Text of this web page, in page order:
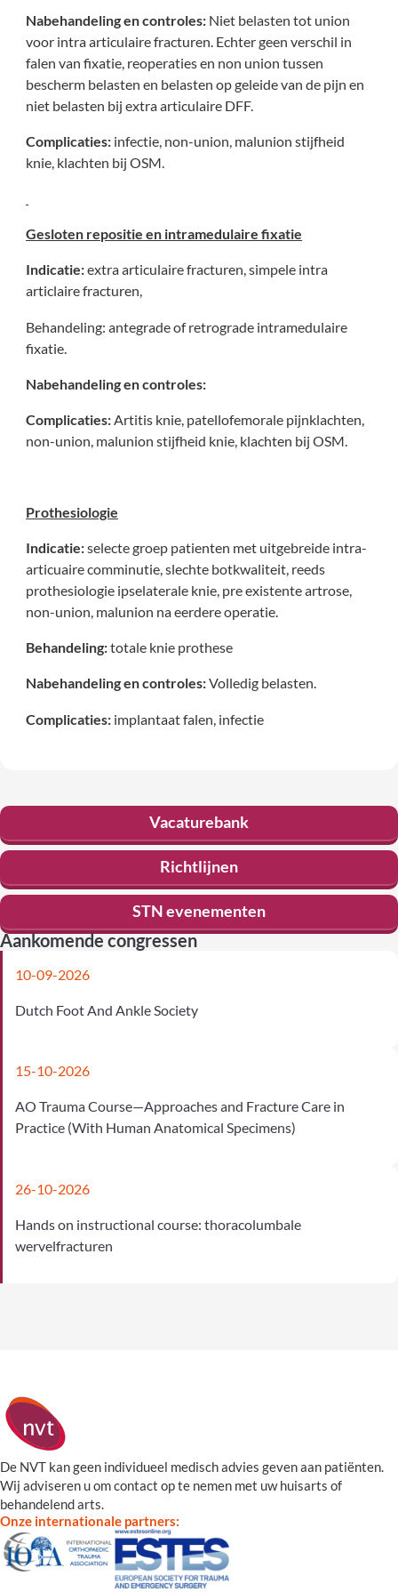
Nabehandeling en controles: Niet belasten tot union
voor intra articulaire fracturen. Echter geen verschil in
falen van fixatie, reoperaties en non union tussen
bescherm belasten en belasten op geleide van de pijn en
niet belasten bij extra articulaire DFF.
Complicaties: infectie, non-union, malunion stijfheid
knie, klachten bij OSM.
Gesloten repositie en intramedulaire fixatie
Indicatie:extra articulaire fracturen, simpele intra
articlaire fracturen,
Behandeling: antegrade of retrograde intramedulaire
fixatie.
Nabehandeling en controles:
Complicaties:Artitis knie, patellofemorale pijnklachten,
non-union, malunion stijfheid knie, klachten bij OSM.
Prothesiologie
Indicatie:selecte groep patienten met uitgebreide intra-
articuaire comminutie, slechte botkwaliteit, reeds
prothesiologie ipselaterale knie, pre existente artrose,
non-union, malunion na eerdere operatie.
Behandeling:totale knie prothese
Nabehandeling en controles:Volledig belasten.
Complicaties: implantaat falen, infectie
Vacaturebank
Richtlijnen
STN evenementen
Aankomende congressen
10-09-2026
Dutch Foot And Ankle Society
15-10-2026
AO Trauma Course—Approaches and Fracture Care in
Practice (With Human Anatomical Specimens)
26-10-2026
Hands on instructional course: thoracolumbale
wervelfracturen
De NVT kan geen individueel medisch advies geven aan patiënten.
Wij adviseren u om contact op te nemen met uw huisarts of
behandelend arts.
Onze internationale partners: